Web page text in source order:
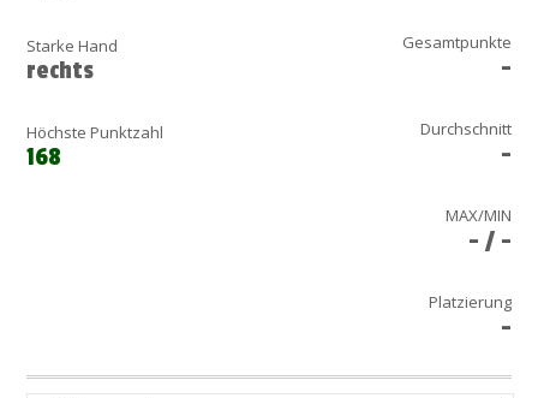
Starke Hand
rechts
Höchste Punktzahl
168
Gesamtpunkte
-
Durchschnitt
-
MAX/MIN
- / -
Platzierung
-